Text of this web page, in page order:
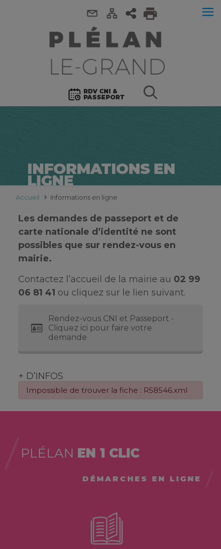
RDV CNI &
PASSEPORT
INFORMATIONS EN
LIGNE
Accueil Informations en ligne
Les demandes de passeport et de
carte nationale d’identité ne sont
possibles que sur rendez-vous en
mairie.
Contactez l’accueil de la mairie au 02 99
06 81 41 ou cliquez sur le lien suivant.
Rendez-vous CNI et Passeport -
Cliquez ici pour faire votre
demande
+ D’INFOS
Impossible de trouver la fiche : R58546.xml
PLÉLAN EN 1 CLIC
DÉMARCHES EN LIGNE